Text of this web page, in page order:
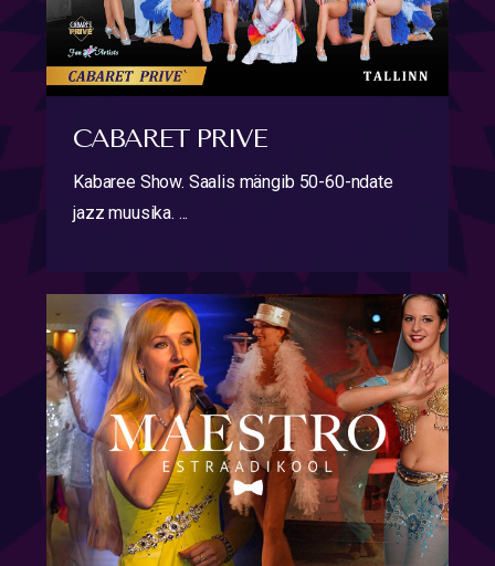
CABARET PRIVE
Kabaree Show. Saalis mängib 50-60-ndate
jazz muusika. ...